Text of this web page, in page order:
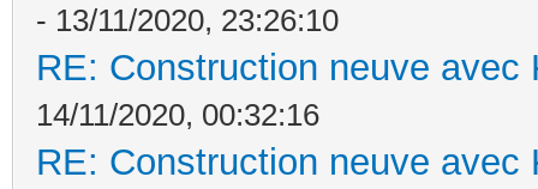
- 13/11/2020, 23:26:10
RE: Construction neuve avec
14/11/2020, 00:32:16
RE: Construction neuve avec